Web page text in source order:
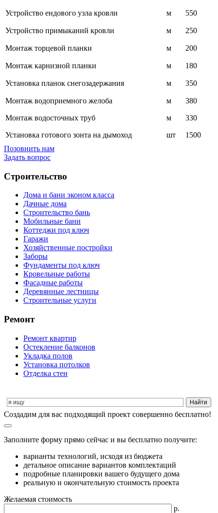
Устройство ендового узла кровли м 550
Устройство примыканий кровли м 250
Монтаж торцевой планки м 200
Монтаж карнизной планки м 180
Установка планок снегозадержания м 350
Монтаж водоприемного желоба м 380
Монтаж водосточных труб м 330
Установка готового зонта на дымоход шт
1500
Позовнить нам
Задать вопрос
Строительство
Дома и бани эконом класса
Дачные дома
Строительство бань
Мобильные бани
Коттеджи под ключ
Гаражи
Хозяйственные постройки
Заборы
Фундаменты под ключ
Кровельные работы
Фасадные работы
Деревянные лестницы
Строительные услуги
Ремонт
Ремонт квартир
Остекление балконов
Укладка полов
Установка потолков
Отделка стен
Cоздадим для вас подходящий проект совершенно бесплатно!
Заполните форму прямо сейчас и вы бесплатно получите:
варианты технологий, исходя из бюджета
детальное описание вариантов комплектаций
подробные планировки вашего будущего дома
реальную и окончательную стоимость проекта
Желаемая стоимость
р.